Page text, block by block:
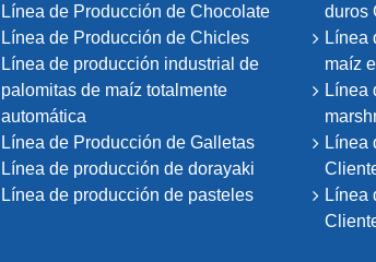
Línea de Producción de Chocolate
Línea de Producción de Chicles
Línea de producción industrial de
palomitas de maíz totalmente
automática
Línea de Producción de Galletas
Línea de producción de dorayaki
Línea de producción de pasteles
duros
Línea
maíz
Línea
Línea
Línea